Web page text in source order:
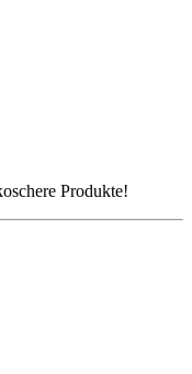
Produkte!